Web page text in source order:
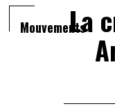
Mouvements
La